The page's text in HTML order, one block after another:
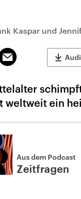
Kaspar und
teilen
weltweit ein
Aus dem Podcast
Zeitfragen